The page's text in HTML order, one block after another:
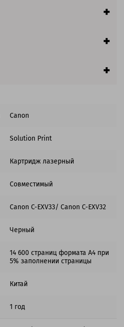
Canon
Solution Print
Картридж лазерный
Совместимый
Canon C-EXV33/ Canon C-EXV32
Черный
14 600 страниц формата А4 при
5% заполнении страницы
Китай
1 год